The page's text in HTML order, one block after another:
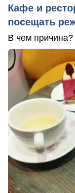
Кафе и
посещать
В чем причина?